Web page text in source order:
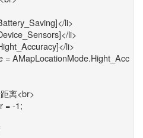
li>
li>
li>
= AMapLocationMode.Hight_Acc
离<br>
= -1;